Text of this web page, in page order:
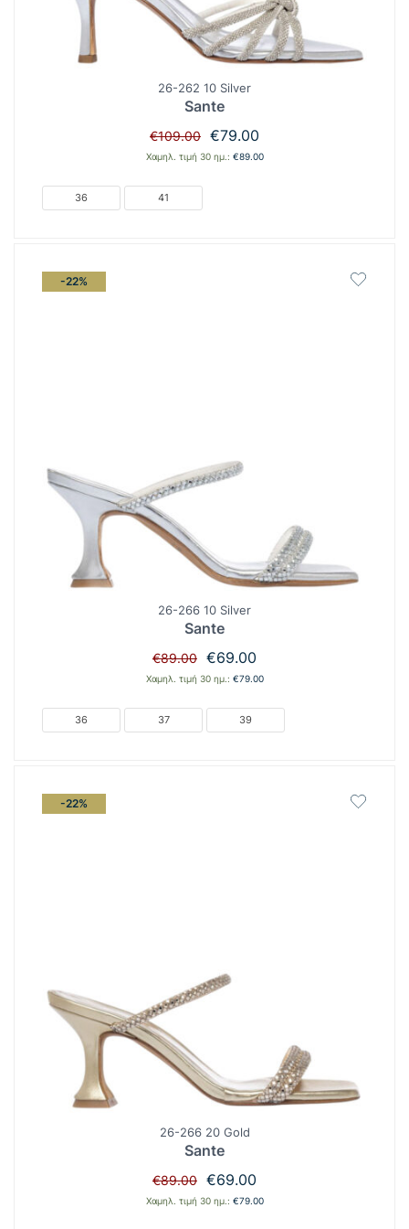
26-262 10 Silver
Sante
€109.00 Original
price
€79.00
τρέχουσα
Χαμηλ. τιμή 30 ημ.: €89.00
36 41
-22%
26-266 10 Silver
Sante
€89.00 Original
price
€89.00.
€69.00
τρέχουσα
€69.00.
Χαμηλ. τιμή 30 ημ.: €79.00
36 37 39
-22%
26-266 20 Gold
Sante
€89.00 Original
price
€69.00
τρέχουσα
Χαμηλ. τιμή 30 ημ.: €79.00